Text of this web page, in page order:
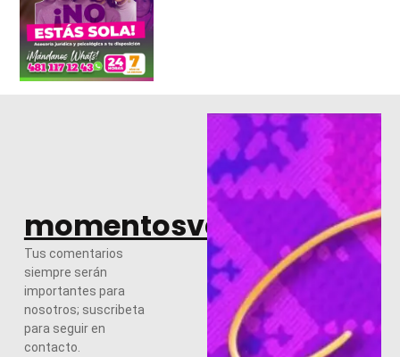
momentosvalles.com
Tus comentarios
siempre serán
importantes para
nosotros; suscribeta
para seguir en
contacto.